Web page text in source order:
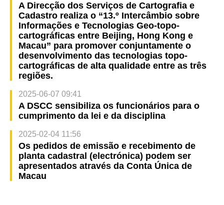
A Direcção dos Serviços de Cartografia e
Cadastro realiza o “13.º Intercâmbio sobre
Informações e Tecnologias Geo-topo-
cartográficas entre Beijing, Hong Kong e
Macau” para promover conjuntamente o
desenvolvimento das tecnologias topo-
cartográficas de alta qualidade entre as três
regiões.
2025-06-07 09:41
A DSCC sensibiliza os funcionários para o
cumprimento da lei e da disciplina
2025-02-04 11:56
Os pedidos de emissão e recebimento de
planta cadastral (electrónica) podem ser
apresentados através da Conta Única de
Macau